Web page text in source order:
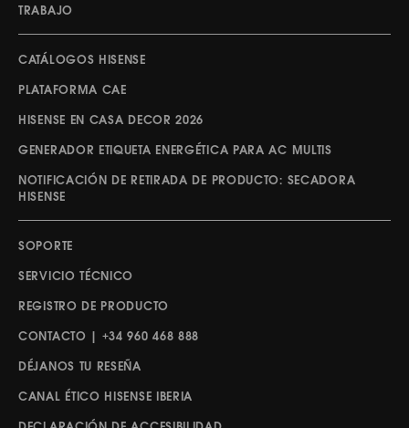
TRABAJO
CATÁLOGOS HISENSE
PLATAFORMA CAE
HISENSE EN CASA DECOR 2026
GENERADOR ETIQUETA ENERGÉTICA PARA AC MULTIS
NOTIFICACIÓN DE RETIRADA DE PRODUCTO: SECADORA
HISENSE
SOPORTE
SERVICIO TÉCNICO
REGISTRO DE PRODUCTO
CONTACTO | +34 960 468 888
DÉJANOS TU RESEÑA
CANAL ÉTICO HISENSE IBERIA